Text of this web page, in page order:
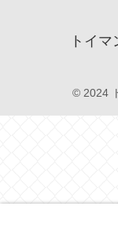
トイ
© 2024